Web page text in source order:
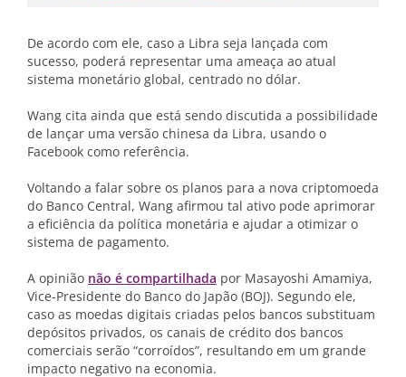
De acordo com ele, caso a Libra seja lançada com
sucesso, poderá representar uma ameaça ao atual
sistema monetário global, centrado no dólar.
Wang cita ainda que está sendo discutida a possibilidade
de lançar uma versão chinesa da Libra, usando o
Facebook como referência.
Voltando a falar sobre os planos para a nova criptomoeda
do Banco Central, Wang afirmou tal ativo pode aprimorar
a eficiência da política monetária e ajudar a otimizar o
sistema de pagamento.
A opinião não é compartilhada por Masayoshi Amamiya,
Vice-Presidente do Banco do Japão (BOJ). Segundo ele,
caso as moedas digitais criadas pelos bancos substituam
depósitos privados, os canais de crédito dos bancos
comerciais serão “corroídos”, resultando em um grande
impacto negativo na economia.